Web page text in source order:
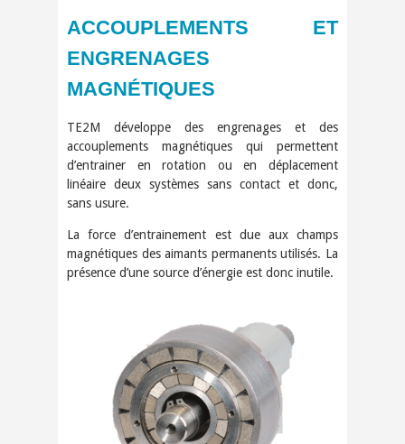
ACCOUPLEMENTS ET
ENGRENAGES
MAGNÉTIQUES
TE2M développe des engrenages et des
accouplements magnétiques qui permettent
d’entrainer en rotation ou en déplacement
linéaire deux systèmes sans contact et donc,
sans usure.
La force d’entrainement est due aux champs
magnétiques des aimants permanents utilisés. La
présence d’une source d’énergie est donc inutile.